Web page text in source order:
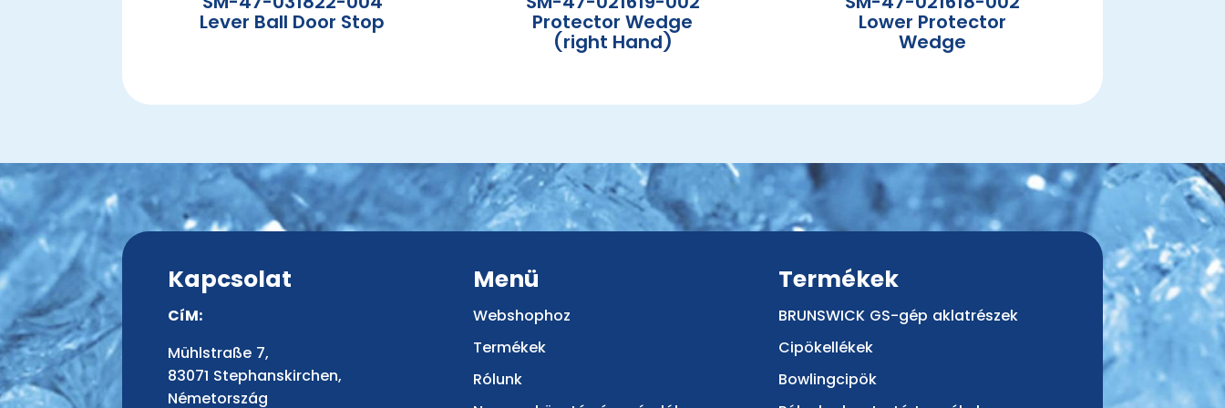
Lever Ball Door Stop Protector Wedge
(right Hand)
Lower Protector
Wedge
Kapcsolat
CíM:
Mühlstraße 7,
83071 Stephanskirchen,
Németország
Menü
Webshophoz
Termékek
Rólunk
Termékek
BRUNSWICK GS-gép aklatrészek
Cipökellékek
Bowlingcipök